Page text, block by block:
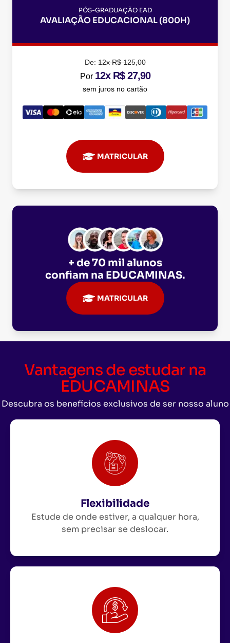
PÓS-GRADUAÇÃO EAD
AVALIAÇÃO EDUCACIONAL (800H)
De:12x R$ 125,00
Por 12x R$ 27,90
sem juros no cartão
MATRICULAR
+ de 70 mil alunos
confiam na EDUCAMINAS.
MATRICULAR
Vantagens de estudar na
EDUCAMINAS
Descubra os benefícios exclusivos de ser nosso aluno
Flexibilidade
Estude de onde estiver, a qualquer hora,
sem precisar se deslocar.